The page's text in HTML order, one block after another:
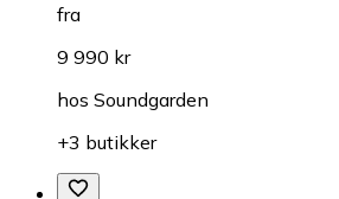
fra
9 990 kr
hos Soundgarden
+3 butikker